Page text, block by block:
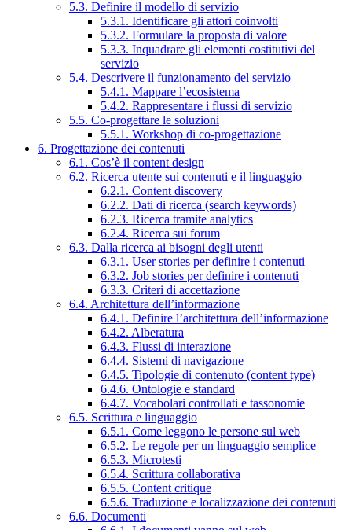
5.3. Definire il modello di servizio
5.3.1. Identificare gli attori coinvolti
5.3.2. Formulare la proposta di valore
5.3.3. Inquadrare gli elementi costitutivi del
servizio
5.4. Descrivere il funzionamento del servizio
5.4.1. Mappare l’ecosistema
5.4.2. Rappresentare i flussi di servizio
5.5. Co-progettare le soluzioni
5.5.1. Workshop di co-progettazione
6. Progettazione dei contenuti
6.1. Cos’è il content design
6.2. Ricerca utente sui contenuti e il linguaggio
6.2.1. Content discovery
6.2.2. Dati di ricerca (search keywords)
6.2.3. Ricerca tramite analytics
6.2.4. Ricerca sui forum
6.3. Dalla ricerca ai bisogni degli utenti
6.3.1. User stories per definire i contenuti
6.3.2. Job stories per definire i contenuti
6.3.3. Criteri di accettazione
6.4. Architettura dell’informazione
6.4.1. Definire l’architettura dell’informazione
6.4.2. Alberatura
6.4.3. Flussi di interazione
6.4.4. Sistemi di navigazione
6.4.5. Tipologie di contenuto (content type)
6.4.6. Ontologie e standard
6.4.7. Vocabolari controllati e tassonomie
6.5. Scrittura e linguaggio
6.5.1. Come leggono le persone sul web
6.5.2. Le regole per un linguaggio semplice
6.5.3. Microtesti
6.5.4. Scrittura collaborativa
6.5.5. Content critique
6.5.6. Traduzione e localizzazione dei contenuti
6.6. Documenti